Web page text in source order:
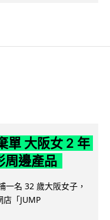
單 大阪女 2 年
周邊產品
一名 32 歲大阪女子，
「JUMP